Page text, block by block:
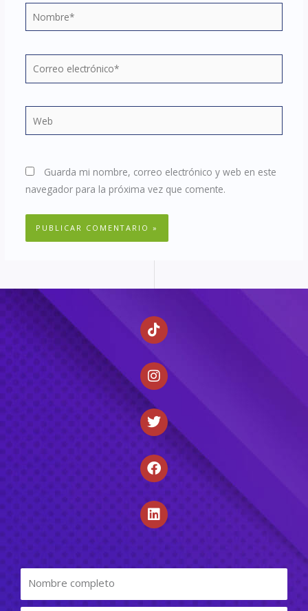
Nombre*
Correo
electrónico*
Guarda mi nombre, correo electrónico y web en este
navegador para la próxima vez que comente.